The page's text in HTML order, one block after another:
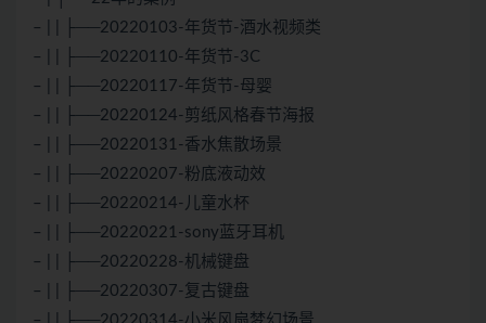
– | | ├──20220103-年货节-酒水视频类
– | | ├──20220110-年货节-3C
– | | ├──20220117-年货节-母婴
– | | ├──20220124-剪纸风格春节海报
– | | ├──20220131-香水焦散场景
– | | ├──20220207-粉底液动效
– | | ├──20220214-儿童水杯
– | | ├──20220221-sony蓝牙耳机
– | | ├──20220228-机械键盘
– | | ├──20220307-复古键盘